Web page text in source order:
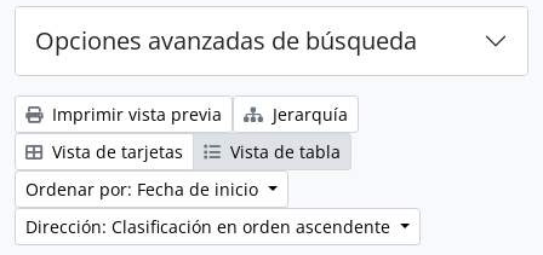
Opciones avanzadas de búsqueda
Imprimir vista previa
Jerarquía
Vista de tarjetas
Vista de tabla
Ordenar por: Fecha de inicio
Dirección: Clasificación en orden ascendente